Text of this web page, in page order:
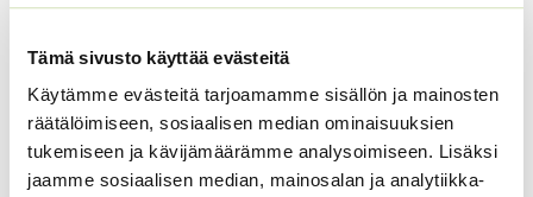
Tämä sivusto käyttää evästeitä
Käytämme evästeitä tarjoamamme sisällön ja mainosten
räätälöimiseen, sosiaalisen median ominaisuuksien
tukemiseen ja kävijämäärämme analysoimiseen. Lisäksi
jaamme sosiaalisen median, mainosalan ja analytiikka-
Kiinanasteri Fan
sekoitus (noin 100 s.)
Kaliforniantuliunikko
Sperli Dalli